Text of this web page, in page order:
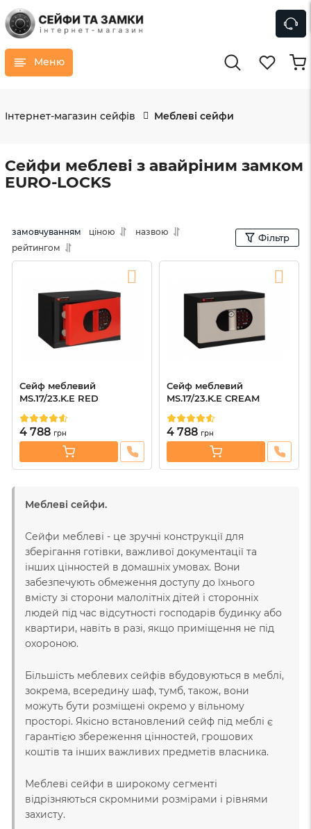
Меню
Інтернет-магазин сейфів Меблеві сейфи
Сейфи меблеві з авайріним замком
EURO-LOCKS
замовчуванням ціною
назвою
рейтингом
Фільтр
Сейф меблевий
MS.17/23.K.E RED
4 788 грн
Сейф меблевий
MS.17/23.K.E CREAM
4 788 грн
Меблеві сейфи.
Сейфи меблеві - це зручні конструкції для
зберігання готівки, важливої ​​документації та
інших цінностей в домашніх умовах. Вони
забезпечують обмеження доступу до їхнього
вмісту зі сторони малолітніх дітей і сторонніх
людей під час відсутності господарів будинку або
квартири, навіть в разі, якщо приміщення не під
охороною.
Більшість меблевих сейфів вбудовуються в меблі,
зокрема, всередину шаф, тумб, також, вони
можуть бути розміщені окремо у вільному
просторі. Якісно встановлений сейф під меблі є
гарантією збереження цінностей, грошових
коштів та інших важливих предметів власника.
Меблеві сейфи в широкому сегменті
відрізняються скромними розмірами і рівнями
захисту.